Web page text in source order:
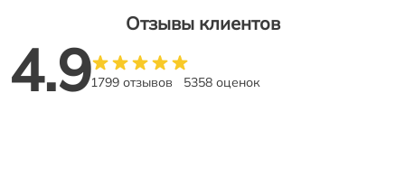
Отзывы клиентов
4.91799 отзывов 5358 оценок